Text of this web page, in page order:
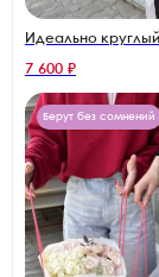
Идеально
7 600 ₽
Берут без сомнений